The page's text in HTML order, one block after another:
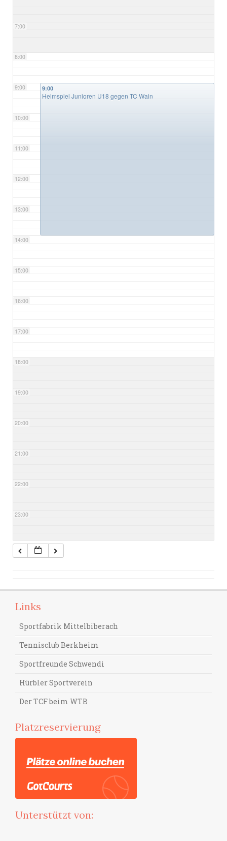
7:00
8:00
9:00
10:00
11:00
12:00
13:00
14:00
15:00
16:00
17:00
18:00
19:00
20:00
21:00
22:00
23:00
9:00
Heimspiel Junioren U18 gegen TC Wain
Links
Sportfabrik Mittelbiberach
Tennisclub Berkheim
Sportfreunde Schwendi
Hürbler Sportverein
Der TCF beim WTB
Platzreservierung
Unterstützt von: